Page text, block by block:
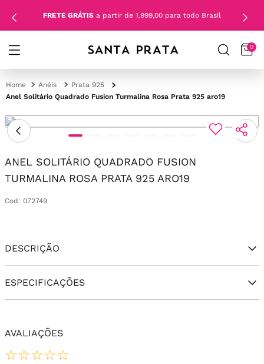
FRETE GRÁTIS a partir de 1.999,00 para todo Brasil
0
Anéis
Prata 925
Anel Solitário Quadrado Fusion Turmalina Rosa Prata 925 aro19
ANEL SOLITÁRIO QUADRADO FUSION
TURMALINA ROSA PRATA 925 ARO19
Cod : 072749
DESCRIÇÃO
ESPECIFICAÇÕES
AVALIAÇÕES
☆☆☆☆☆